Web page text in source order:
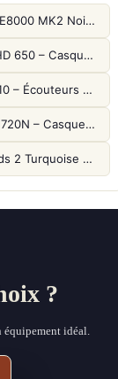
Final Audio ZE8000 MK2 Noir – Écouteurs True Wireless audiophiles 8K Sound
Sennheiser HD 650 – Casque audiophile ouvert pour l'écoute analytique
Sony WF-C510 – Écouteurs True Wireless compacts, autonomie 22h et multipoint
Sony WH-CH720N – Casque ANC 35h, Ultra-léger (192g) avec Processeur V1
JBL Tune Buds 2 Turquoise – Écouteurs True Wireless avec ANC et autonomie 48h
?
équipement idéal.